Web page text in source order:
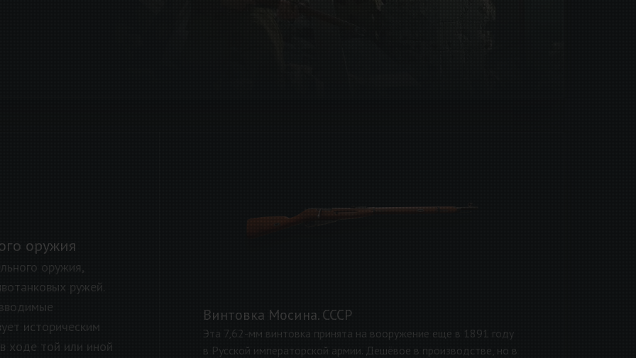
оружия
оружия,
ружей.
историческим
ходе той или иной
Винтовка Мосина. СССР
Эта 7,62-мм винтовка принята на вооружение еще в 1891 году
в Русской императорской армии. Дешёвое в производстве, но в